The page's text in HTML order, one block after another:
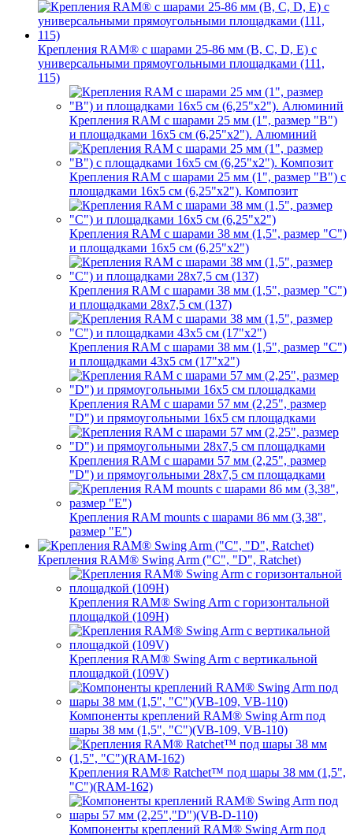
Крепления RAM® с шарами 25-86 мм (B, C, D, E) с
универсальными прямоугольными площадками (111,
115)
Крепления RAM с шарами 25 мм (1", размер "B")
и площадками 16х5 см (6,25"х2"). Алюминий
Крепления RAM с шарами 25 мм (1", размер "B") с
площадками 16х5 см (6,25"х2"). Композит
Крепления RAM с шарами 38 мм (1,5", размер "C")
и площадками 16х5 см (6,25"х2")
Крепления RAM с шарами 38 мм (1,5", размер "C")
и площадками 28х7,5 см (137)
Крепления RAM с шарами 38 мм (1,5", размер "C")
и площадками 43х5 см (17"х2")
Крепления RAM с шарами 57 мм (2,25", размер
"D") и прямоугольными 16х5 см площадками
Крепления RAM с шарами 57 мм (2,25", размер
"D") и прямоугольными 28х7,5 см площадками
Крепления RAM mounts с шарами 86 мм (3,38",
размер "E")
Крепления RAM® Swing Arm ("C", "D", Ratchet)
Крепления RAM® Swing Arm с горизонтальной
площадкой (109H)
Крепления RAM® Swing Arm с вертикальной
площадкой (109V)
Компоненты креплений RAM® Swing Arm под
шары 38 мм (1,5", "C")(VB-109, VB-110)
Крепления RAM® Ratchet™ под шары 38 мм (1,5",
"C")(RAM-162)
Компоненты креплений RAM® Swing Arm под